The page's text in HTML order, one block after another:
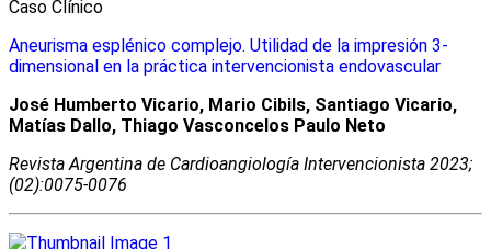
Caso Clínico
Aneurisma esplénico complejo. Utilidad de la impresión 3-
dimensional en la práctica intervencionista endovascular
José Humberto Vicario, Mario Cibils, Santiago Vicario,
Matías Dallo, Thiago Vasconcelos Paulo Neto
Revista Argentina de Cardioangiologí­a Intervencionista 2023;
(02):0075-0076